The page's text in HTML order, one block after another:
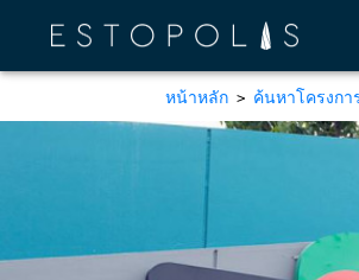
หน้าหลัก ค้นหาโครงกา